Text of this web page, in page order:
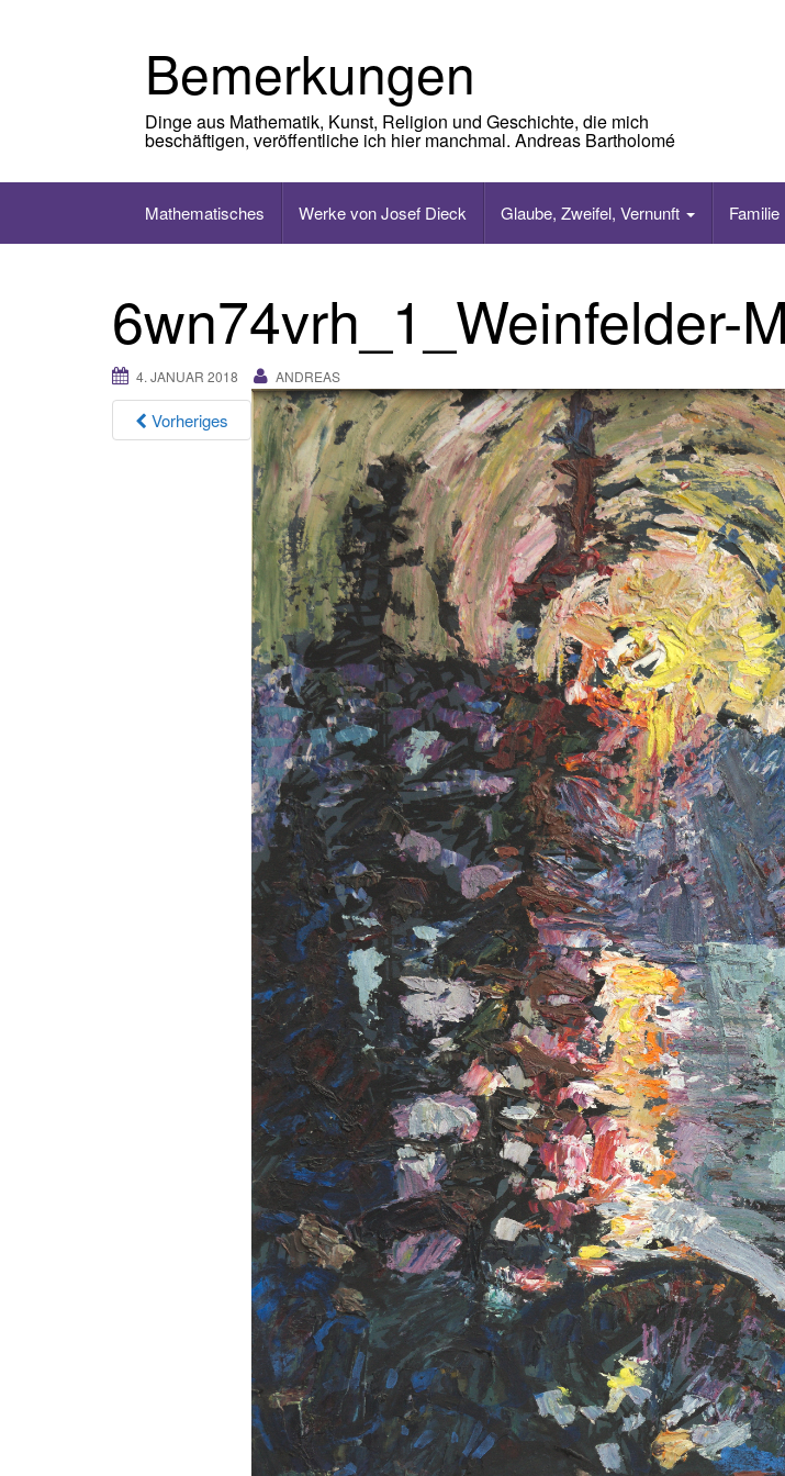
Bemerkungen
Dinge aus Mathematik, Kunst, Religion und Geschichte, die mich
beschäftigen, veröffentliche ich hier manchmal. Andreas Bartholomé
Mathematisches Werke von Josef Dieck Glaube, Zweifel, Vernunft Familie
6wn74vrh_1_Weinfelder-
4. JANUAR 2018 ANDREAS
Vorheriges